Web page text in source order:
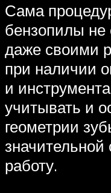
Сама
бензопилы
даже своими
при наличии
и
учитывать и
геометрии
значительной
работу.